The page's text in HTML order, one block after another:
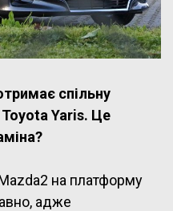
спільну
Yaris. Це
на платформу
адже